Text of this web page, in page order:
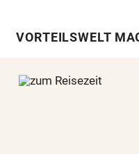
VORTEILSWELT